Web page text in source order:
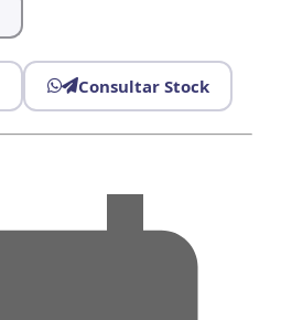
Consultar Stock